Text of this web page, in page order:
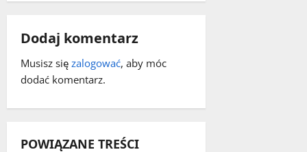
w
p
i
s
y
Dodaj komentarz
Musisz się zalogować, aby móc
dodać komentarz.
POWIĄZANE TREŚCI